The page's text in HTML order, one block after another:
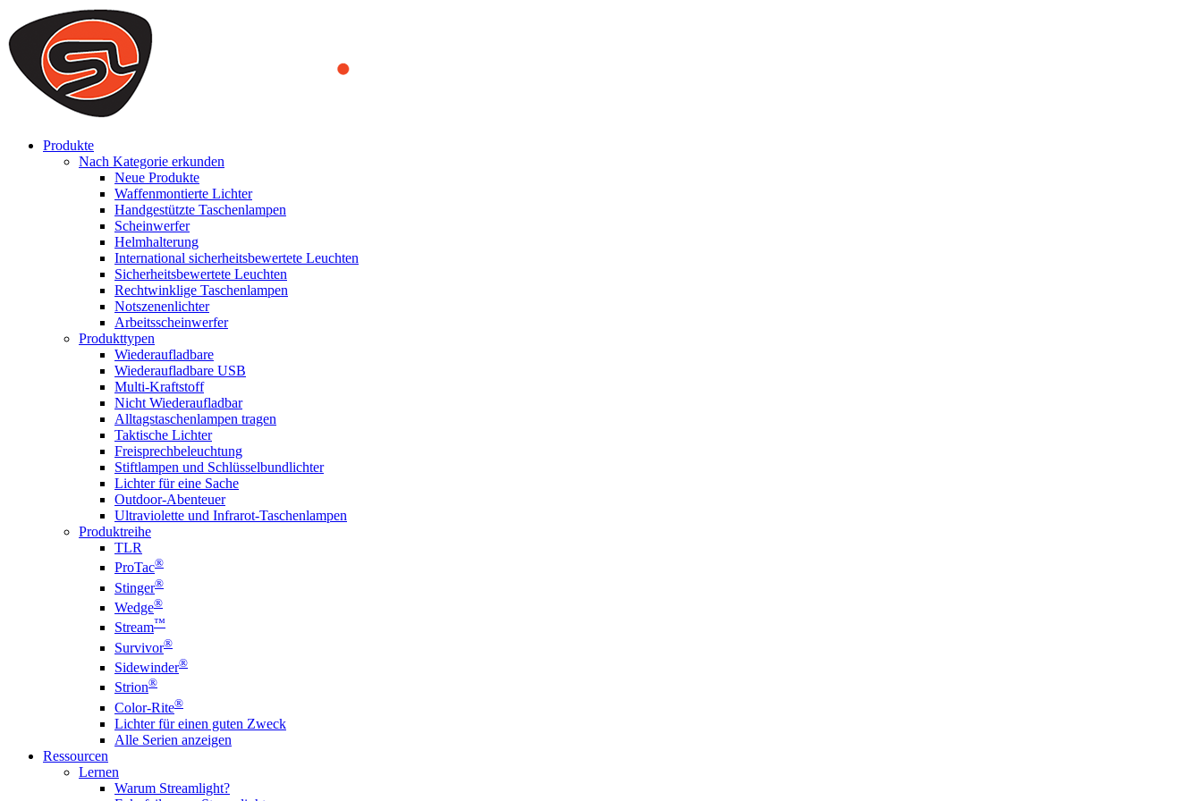
We use cookies to ensure that we provide you the best experience on our website. By continuing to browse this website, you accept that cookies are used to help us analyze how the website is used and to offer
you a better experience. To learn more or to find out how you can disable cookies, you can access our
ACCEPT AND CLOSE
Produkte
Nach Kategorie erkunden
Neue Produkte
Waffenmontierte Lichter
Handgestützte Taschenlampen
Scheinwerfer
Helmhalterung
International sicherheitsbewertete Leuchten
Sicherheitsbewertete Leuchten
Rechtwinklige Taschenlampen
Notszenenlichter
Arbeitsscheinwerfer
Produkttypen
Wiederaufladbare
Wiederaufladbare USB
Multi-Kraftstoff
Nicht Wiederaufladbar
Alltagstaschenlampen tragen
Taktische Lichter
Freisprechbeleuchtung
Stiftlampen und Schlüsselbundlichter
Lichter für eine Sache
Outdoor-Abenteuer
Ultraviolette und Infrarot-Taschenlampen
Produktreihe
TLR
ProTac®
Stinger®
Wedge®
Stream™
Survivor®
Sidewinder®
Strion®
Color-Rite®
Lichter für einen guten Zweck
Alle Serien anzeigen
Ressourcen
Lernen
Warum Streamlight?